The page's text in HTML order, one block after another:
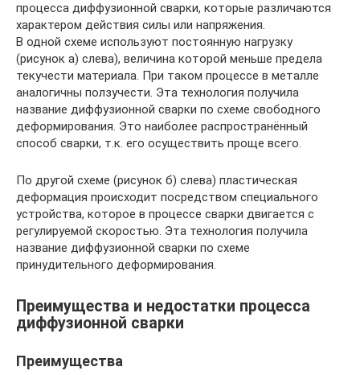
процесса диффузионной сварки, которые различаются
характером действия силы или напряжения.
В одной схеме используют постоянную нагрузку
(рисунок а) слева), величина которой меньше предела
текучести материала. При таком процессе в металле
аналогичны ползучести. Эта технология получила
название диффузионной сварки по схеме свободного
деформирования. Это наиболее распространённый
способ сварки, т.к. его осуществить проще всего.
По другой схеме (рисунок б) слева) пластическая
деформация происходит посредством специального
устройства, которое в процессе сварки двигается с
регулируемой скоростью. Эта технология получила
название диффузионной сварки по схеме
принудительного деформирования.
Преимущества и недостатки процесса
диффузионной сварки
Преимущества